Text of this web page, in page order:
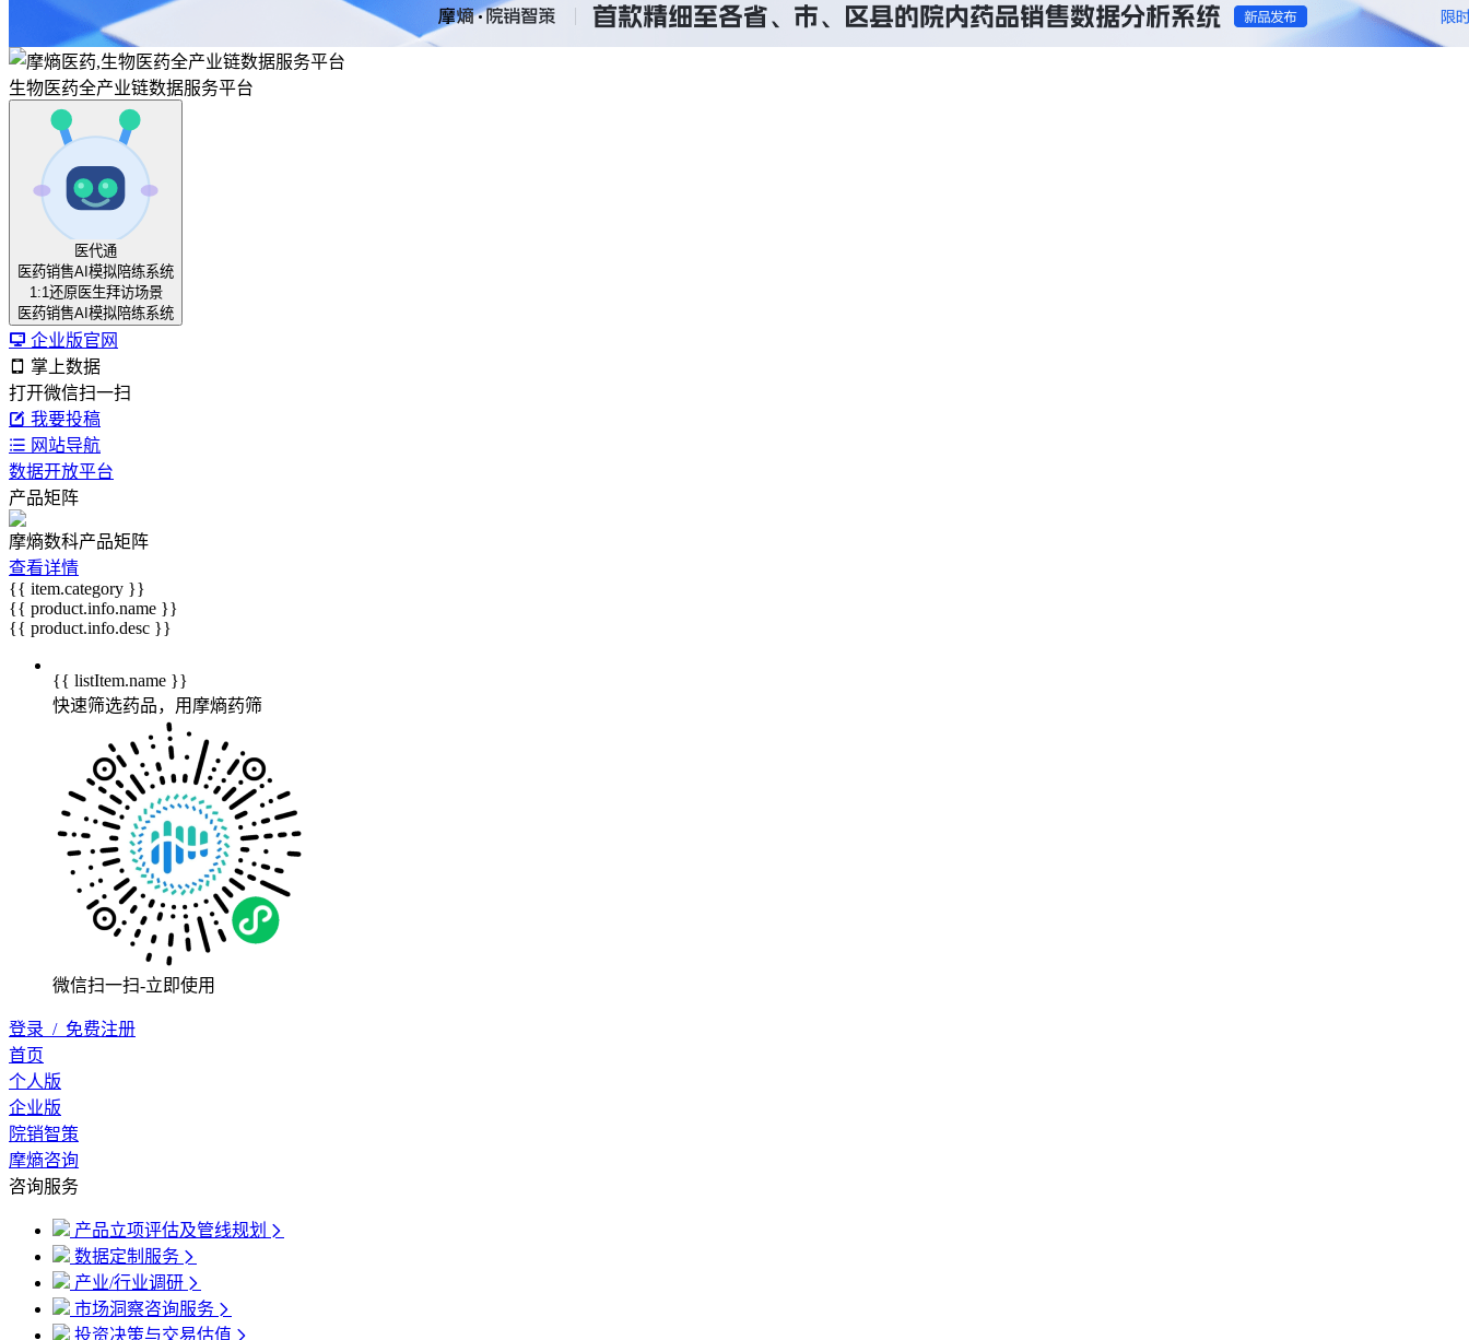
生物医药全产业链数据服务平台
医代通
医药销售AI模拟陪练系统
1:1还原医生拜访场景
医药销售AI模拟陪练系统
企业版官网
掌上数据
打开微信扫一扫
我要投稿
网站导航
数据开放平台
产品矩阵
摩熵数科产品矩阵
查看详情
{{ item.category }}
{{ product.info.name }}
{{ product.info.desc }}
{{ listItem.name }}
快速筛选药品，用摩熵药筛
微信扫一扫-立即使用
登录 /免费注册
首页
个人版
企业版
院销智策
摩熵咨询
咨询服务
产品立项评估及管线规划
数据定制服务
产业/行业调研
市场洞察咨询服务
投资决策与交易估值